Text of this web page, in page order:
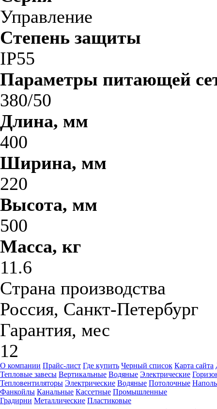
Управление
Степень защиты
IP55
Параметры питающей
380/50
Длина, мм
400
Ширина, мм
220
Высота, мм
500
Масса, кг
11.6
Страна производства
Россия, Санкт-Петербург
Гарантия, мес
12
О компании Прайс-лист Где купить Черный список Карта сайта
Тепловые завесы Вертикальные Водяные Электрические
Тепловентиляторы Электрические Водяные Потолочные
Фанкойлы Канальные Кассетные Промышленные
Градирни Металлические Пластиковые